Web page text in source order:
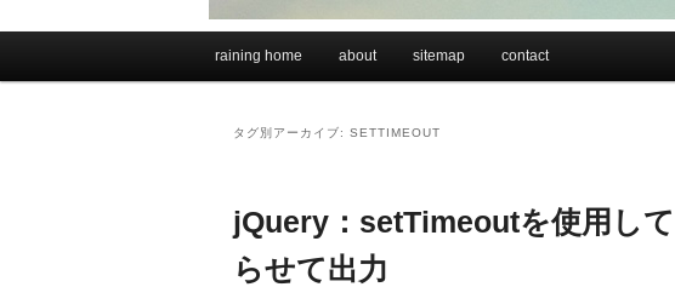
メインメニュー
メインコンテンツへ移動
サブコンテンツへ移動
raining home about sitemap contact
タグ別アーカイブ: SETTIMEOUT
jQuery：setTimeoutを使用し
らせて出力